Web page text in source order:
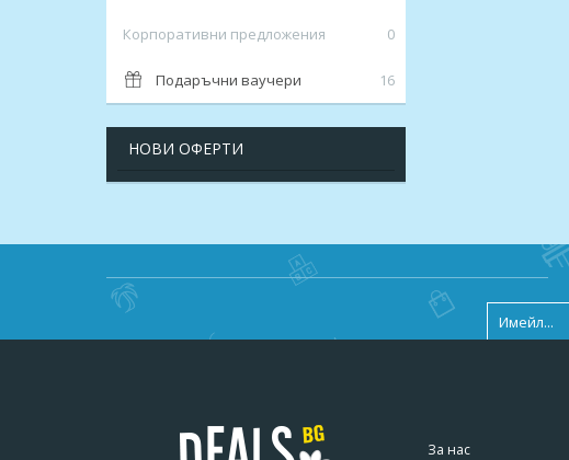
Корпоративни предложения 0
Подаръчни ваучери 16
НОВИ ОФЕРТИ
За нас